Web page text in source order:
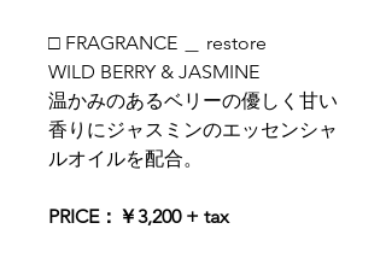
□ FRAGRANCE ＿ restore
WILD BERRY & JASMINE
温かみのあるベリーの優しく甘い
香りにジャスミンのエッセンシャ
ルオイルを配合。
PRICE：￥3,200 + tax